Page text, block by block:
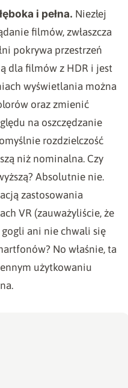
i pełna. Niezłej
filmów, zwłaszcza
pokrywa przestrzeń
dla filmów z HDR i jest
wyświetlania można
oraz zmienić
na oszczędzanie
rozdzielczość
niż nominalna. Czy
Absolutnie nie.
zastosowania
VR (zauważyliście, że
ani nie chwali się
No właśnie, ta
użytkowaniu